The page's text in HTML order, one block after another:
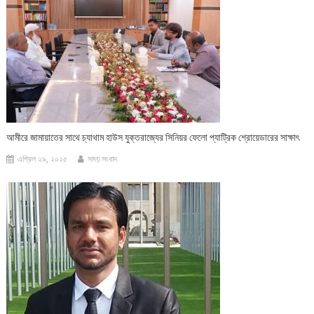
আমীরে জামায়াতের সাথে চ্যাথাম হাউস যুক্তরাজ্যের সিনিয়র ফেলো প্যাট্রিক শ্রোয়েডারের সাক্ষাৎ
এপ্রিল ২৯, ২০২৫ সময় সংবাদ